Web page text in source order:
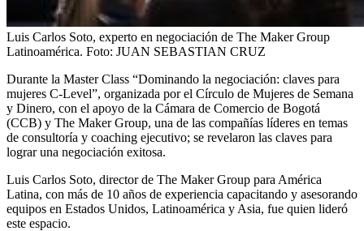
Luis Carlos Soto, experto en negociación de The Maker Group
Latinoamérica. Foto: JUAN SEBASTIAN CRUZ
Durante la Master Class “Dominando la negociación: claves para
mujeres C-Level”, organizada por el Círculo de Mujeres de Semana
y Dinero, con el apoyo de la Cámara de Comercio de Bogotá
(CCB) y The Maker Group, una de las compañías líderes en temas
de consultoría y coaching ejecutivo; se revelaron las claves para
lograr una negociación exitosa.
Luis Carlos Soto, director de The Maker Group para América
Latina, con más de 10 años de experiencia capacitando y asesorando
equipos en Estados Unidos, Latinoamérica y Asia, fue quien lideró
este espacio.